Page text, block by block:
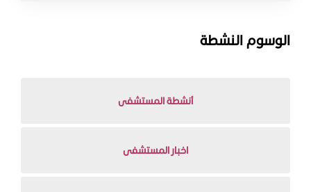
الوسوم النشطة
أنشطة المستشفى
اخبار المستشفى